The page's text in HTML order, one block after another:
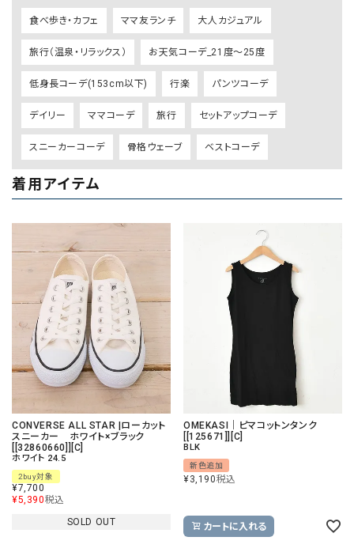
食べ歩き・カフェ ママ友ランチ 大人カジュアル
旅行（温泉・リラックス） お天気コーデ_21度～25度
低身長コーデ(153cm以下) 行楽 パンツコーデ
デイリー ママコーデ 旅行 セットアップコーデ
スニーカーコーデ 骨格ウェーブ ベストコーデ
着用アイテム
CONVERSE ALL STAR |ローカット
スニーカー ホワイト×ブラック
[[32860660]][C]
ホワイト 24.5
2buy対象
¥7,700
¥5,390税込
SOLD OUT
OMEKASI｜ピマコットンタンク
[[125671]][C]
BLK
新色追加
¥3,190税込
カートに入れる